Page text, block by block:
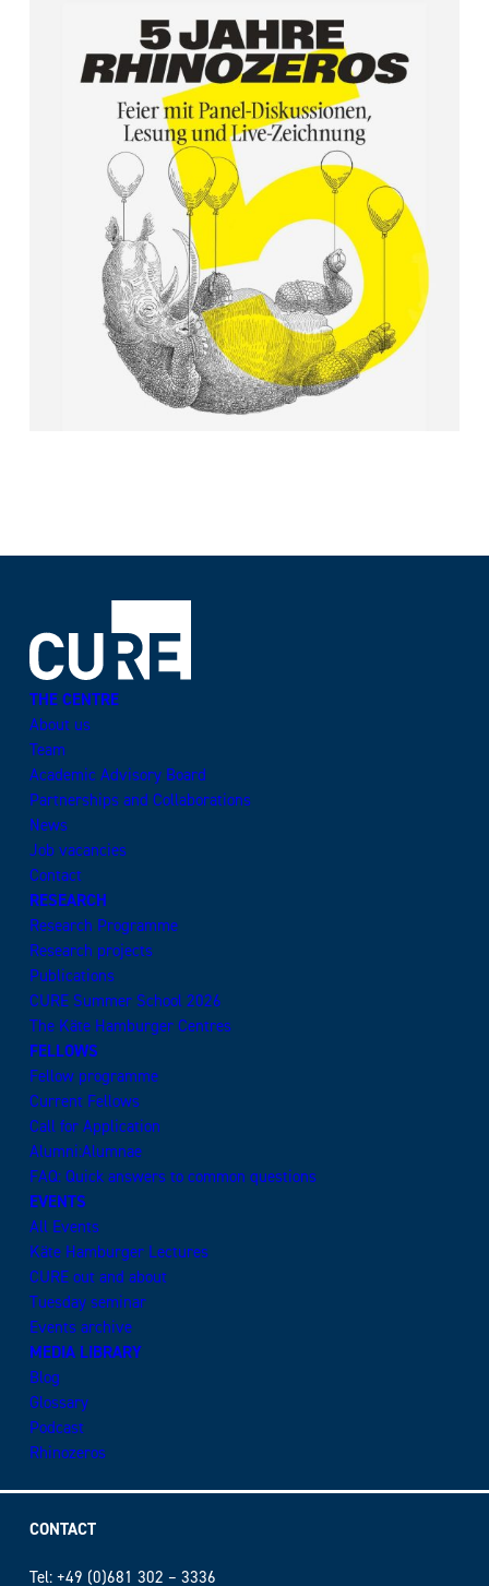
THE CENTRE
About us
Team
Academic Advisory Board
Partnerships and Collaborations
News
Job vacancies
Contact
RESEARCH
Research Programme
Research projects
Publications
CURE Summer School 2026
The Käte Hamburger Centres
FELLOWS
Fellow programme
Current Fellows
Call for Application
Alumni:Alumnae
FAQ: Quick answers to common questions
EVENTS
All Events
Käte Hamburger Lectures
CURE out and about
Tuesday seminar
Events archive
MEDIA LIBRARY
Blog
Glossary
Podcast
Rhinozeros
CONTACT
Tel: +49 (0)681 302 – 3336